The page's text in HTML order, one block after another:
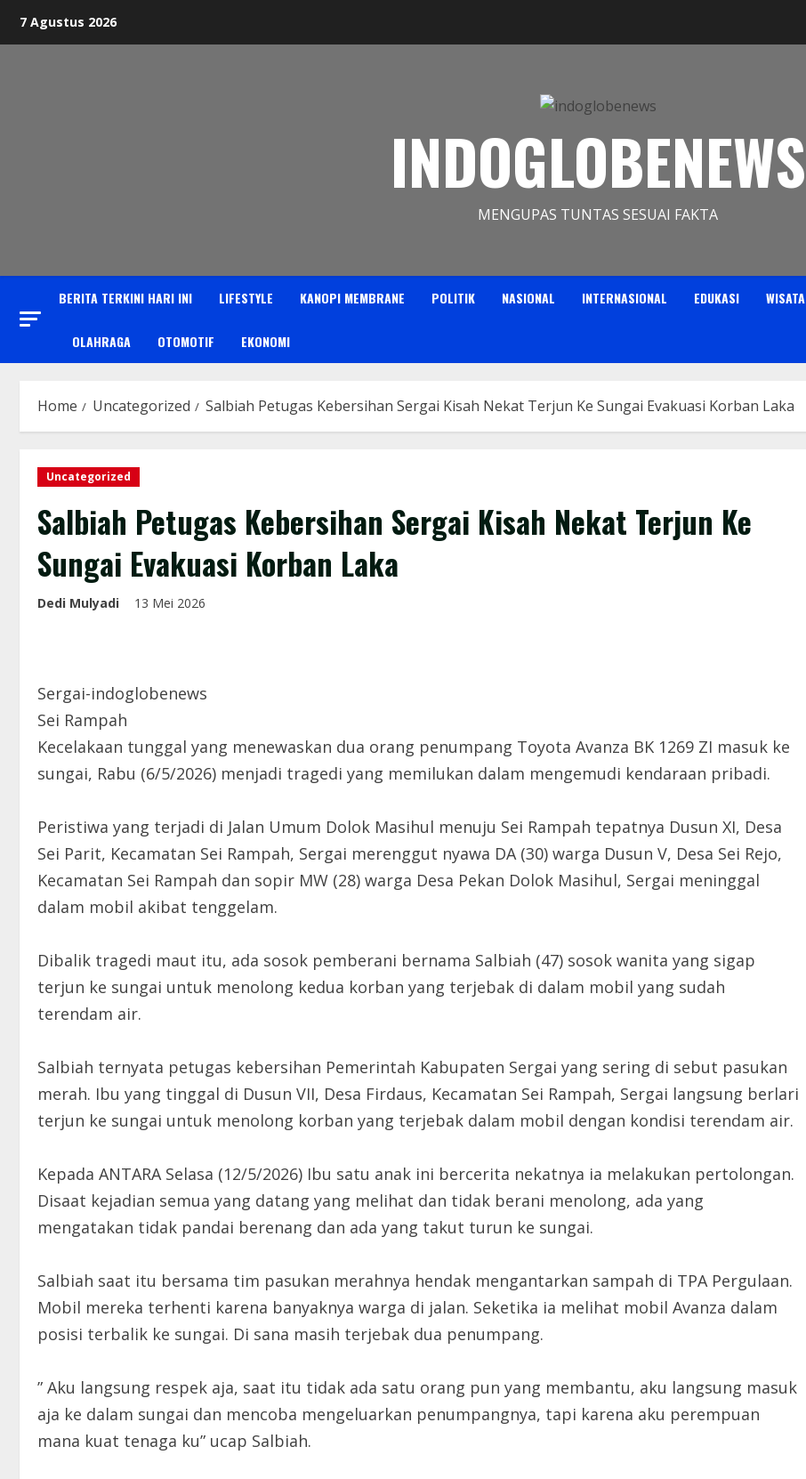
7 Agustus 2026
INDOGLOBENEWS
MENGUPAS TUNTAS SESUAI FAKTA
BERITA TERKINI HARI INI LIFESTYLE KANOPI MEMBRANE POLITIK NASIONAL INTERNASIONAL EDUKASI WISATA
OLAHRAGA OTOMOTIF EKONOMI
Home Uncategorized Salbiah Petugas Kebersihan Sergai Kisah Nekat Terjun Ke Sungai Evakuasi Korban Laka
Uncategorized
Salbiah Petugas Kebersihan Sergai Kisah Nekat Terjun Ke
Sungai Evakuasi Korban Laka
Dedi Mulyadi 13 Mei 2026
Sergai-indoglobenews
Sei Rampah
Kecelakaan tunggal yang menewaskan dua orang penumpang Toyota Avanza BK 1269 ZI masuk ke
sungai, Rabu (6/5/2026) menjadi tragedi yang memilukan dalam mengemudi kendaraan pribadi.
Peristiwa yang terjadi di Jalan Umum Dolok Masihul menuju Sei Rampah tepatnya Dusun XI, Desa
Sei Parit, Kecamatan Sei Rampah, Sergai merenggut nyawa DA (30) warga Dusun V, Desa Sei Rejo,
Kecamatan Sei Rampah dan sopir MW (28) warga Desa Pekan Dolok Masihul, Sergai meninggal
dalam mobil akibat tenggelam.
Dibalik tragedi maut itu, ada sosok pemberani bernama Salbiah (47) sosok wanita yang sigap
terjun ke sungai untuk menolong kedua korban yang terjebak di dalam mobil yang sudah
terendam air.
Salbiah ternyata petugas kebersihan Pemerintah Kabupaten Sergai yang sering di sebut pasukan
merah. Ibu yang tinggal di Dusun VII, Desa Firdaus, Kecamatan Sei Rampah, Sergai langsung berlari
terjun ke sungai untuk menolong korban yang terjebak dalam mobil dengan kondisi terendam air.
Kepada ANTARA Selasa (12/5/2026) Ibu satu anak ini bercerita nekatnya ia melakukan pertolongan.
Disaat kejadian semua yang datang yang melihat dan tidak berani menolong, ada yang
mengatakan tidak pandai berenang dan ada yang takut turun ke sungai.
Salbiah saat itu bersama tim pasukan merahnya hendak mengantarkan sampah di TPA Pergulaan.
Mobil mereka terhenti karena banyaknya warga di jalan. Seketika ia melihat mobil Avanza dalam
posisi terbalik ke sungai. Di sana masih terjebak dua penumpang.
” Aku langsung respek aja, saat itu tidak ada satu orang pun yang membantu, aku langsung masuk
aja ke dalam sungai dan mencoba mengeluarkan penumpangnya, tapi karena aku perempuan
mana kuat tenaga ku” ucap Salbiah.